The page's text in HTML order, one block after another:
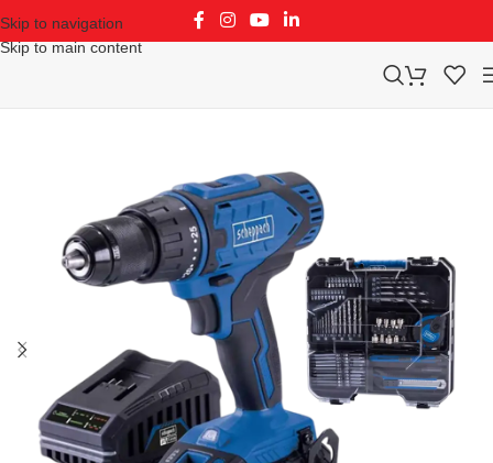
Skip to navigation
Skip to main content